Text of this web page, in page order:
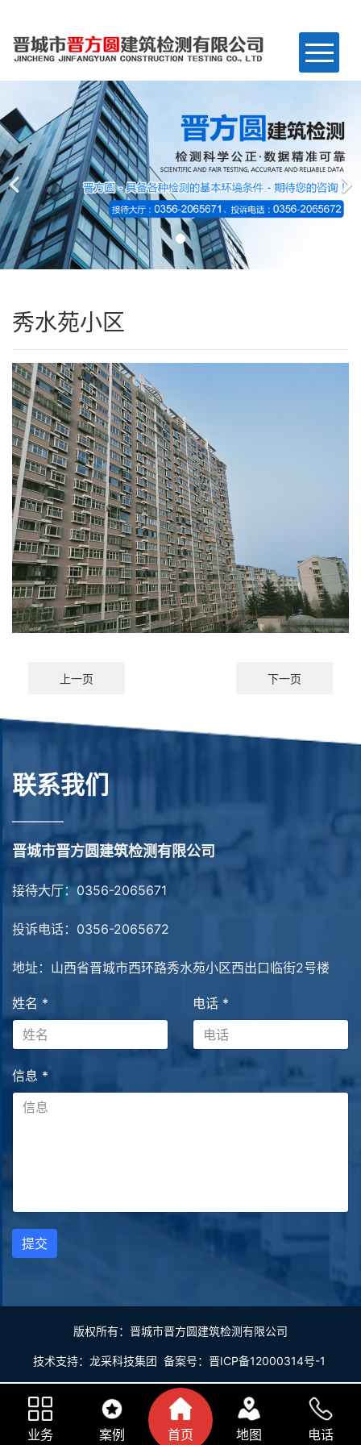
关于我们
业务范围
工程案例
仪器设备
新闻资讯
联系我们
秀水苑小区
上一页 下一页
联系我们
————
晋城市晋方圆建筑检测有限公司
接待大厅：0356-2065671
投诉电话：0356-2065672
地址：山西省晋城市西环路秀水苑小区西出口临街2号楼
姓名 * 电话 *
信息 *
提交
版权所有：晋城市晋方圆建筑检测有限公司
技术支持： 龙采科技集团 备案号： 晋ICP备12000314号-1
业务 案例 首页 地图 电话